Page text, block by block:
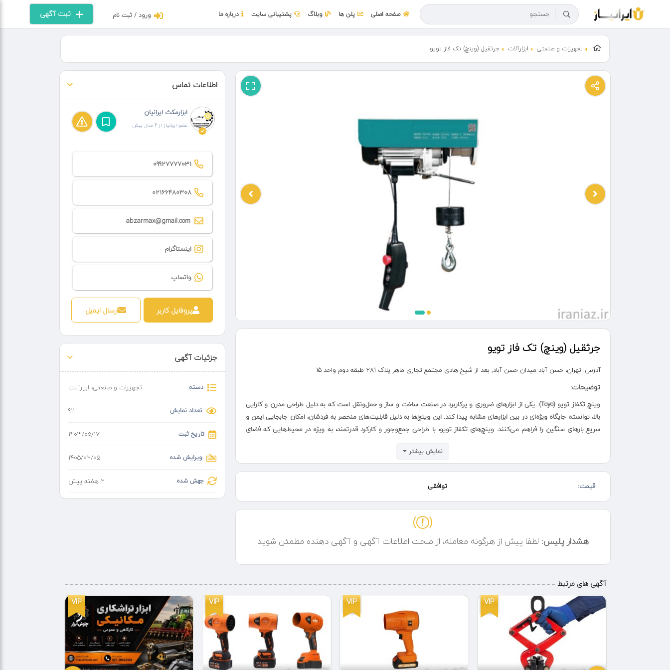
ثبت آگهی ورود / ثبت نام صفحه اصلی پلن ها وبلاگ پشتیبانی سایت درباره ما
تجهیزات و صنعتی ابزارآلات جرثقیل (وینچ) تک فاز تویو
جرثقیل (وینچ) تک فاز تویو
آدرس: تهران، حسن آباد میدان حسن آباد, بعد از شیخ هادی مجتمع تجاری ماهر پلاک ۲۸۱ طبقه دوم واحد 15
توضیحات:
وینچ تکفاز تویو (Toyo): یکی از ابزارهای ضروری و پرکاربرد در صنعت ساخت و ساز و حمل‌ونقل است که به دلیل طراحی مدرن و کارایی
بالا، توانسته جایگاه ویژه‌ای در بین ابزارهای مشابه پیدا کند. این وینچ‌ها به دلیل قابلیت‌های منحصر به فردشان، امکان جابجایی ایمن و
سریع بارهای سنگین را فراهم می‌کنند. وینچ‌های تکفاز تویو، با طراحی جمع‌وجور و کارکرد قدرتمند، به ویژه در محیط‌هایی که فضای
تناژ وینچ‌های تکفاز تویو: بسته به مدل و نوع آن‌ها متفاوت است و معمولاً ظرفیت جابجایی این وینچ‌ها از 500 کیلوگرم تا 2 تن متغیر
در ارتفاعات مختلف فراهم می‌کند. در مدل‌های خاصی از وینچ تویو، از جمله مدل با قلاب گردان با کیفیت عالی، 22 متر سیم بکسل
استفاده شده است که برای انجام کارهای مختلف در ارتفاعات مناسب است.
مراحل نصب و راه‌اندازی وینچ تکفاز تویو: به سادگی و با دقت انجام می‌شود. ابتدا وینچ را در مکان مورد نظر مستقر کرده و با استفاده از
قلاب گردان متصل کنید. قلاب گردان با کیفیت عالی، به شما این امکان را می‌دهد که بارها را به صورت ایمن و بدون پیچش جابجا
کنید. پس از اطمینان از نصب صحیح وینچ و قلاب، دستگاه را به منبع برق تکفاز متصل کرده و با استفاده از کنترل‌های دستی یا
ریموت، عملیات جابجایی را آغاز کنید.
کاربردهای وینچ تکفاز تویو: بسیار گسترده و متنوع است. در صنعت ساخت و ساز، این وینچ‌ها برای جابجایی مصالح ساختمانی، نصب و
راه‌اندازی تجهیزات سنگین و جابجایی ابزارهای بزرگ استفاده می‌شوند. همچنین، در صنایع مختلف مانند معدن، حمل‌ونقل، و حتی در
بخش‌های تجاری، وینچ‌های تکفاز تویو برای بارگیری و تخلیه کالاها، جابجایی تجهیزات و ماشین‌آلات سنگین کاربرد دارند. یکی دیگر از
کاربردهای مهم این وینچ‌ها در انبارداری و مدیریت لجستیک است، جایی که نیاز به جابجایی مداوم بارها وجود دارد.
نمایش بیشتر
قیمت: توافقی
هشدار پلیس: لطفا پیش از هرگونه معامله، از صحت اطلاعات آگهی و آگهی دهنده مطمئن شوید
اطلاعات تماس
ابزارمکث ایرانیان
عضو ایرانیاز از 2 سال پیش
09927777031
02166480308
abzarmax@gmail.com
اینستاگرام
واتساپ
پروفایل کاربر ارسال ایمیل
جزئیات آگهی
دسته تجهیزات و صنعتی، ابزارآلات
تعداد نمایش 911
تاریخ ثبت ۱۴۰۳/۰۵/۱۷
ویرایش شده ۱۴۰۵/۰۲/۰۵
جهش شده 2 هفته پیش
آگهی های مرتبط
VIP VIP VIP VIP